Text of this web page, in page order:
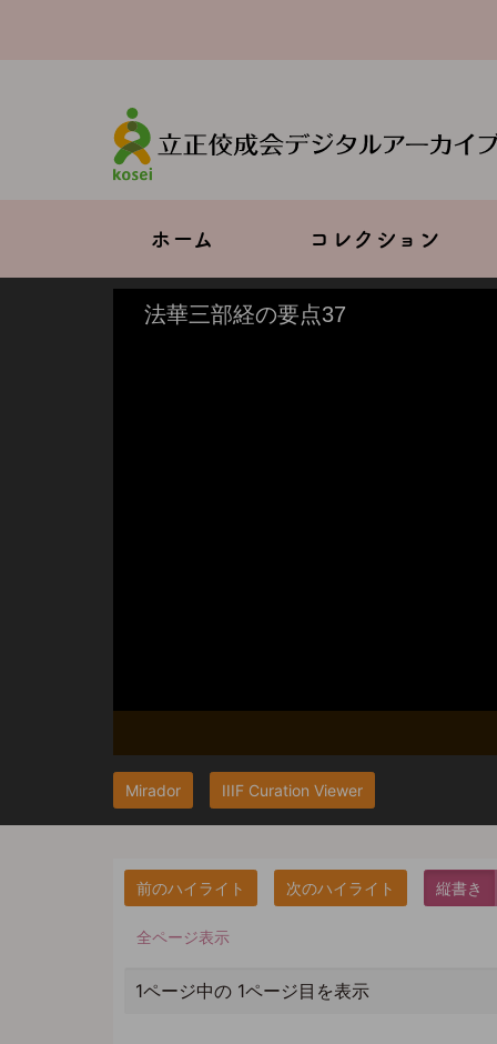
Main
navigation
ホーム コレクション
Mirador IIIF Curation Viewer
縦書き
全ページ表示
1ページ中の 1ページ目を表示